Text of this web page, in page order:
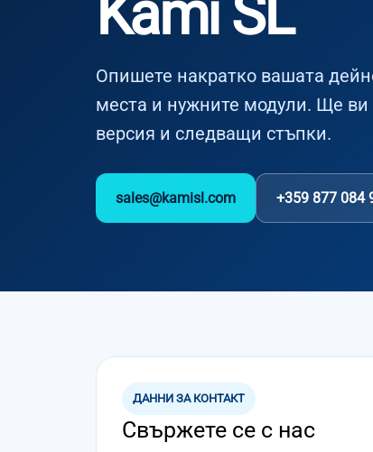
Kami SL
Опишете накратко вашата
места и нужните модули. Ще
версия и следващи стъпки.
sales@kamisl.com +359 877 084
ДАННИ ЗА КОНТАКТ
Свържете се с нас